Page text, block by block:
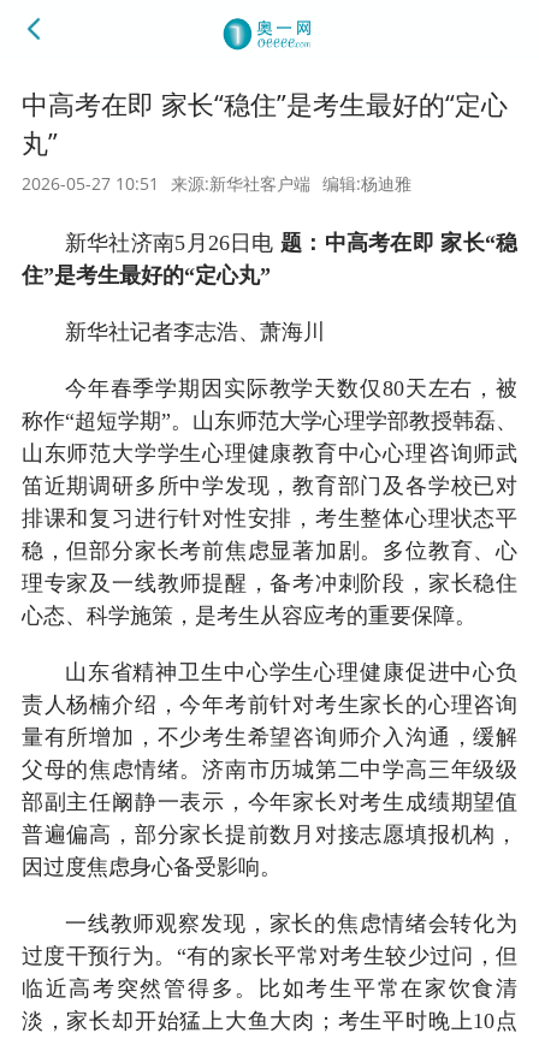
中高考在即 家长“稳住”是考生最好的“定心
丸”
2026-05-27 10:51 来源:新华社客户端 编辑:杨迪雅
新华社济南5月26日电 题：中高考在即 家长“稳
住”是考生最好的“定心丸”
新华社记者李志浩、萧海川
今年春季学期因实际教学天数仅80天左右，被
称作“超短学期”。山东师范大学心理学部教授韩磊、
山东师范大学学生心理健康教育中心心理咨询师武
笛近期调研多所中学发现，教育部门及各学校已对
排课和复习进行针对性安排，考生整体心理状态平
稳，但部分家长考前焦虑显著加剧。多位教育、心
理专家及一线教师提醒，备考冲刺阶段，家长稳住
心态、科学施策，是考生从容应考的重要保障。
山东省精神卫生中心学生心理健康促进中心负
责人杨楠介绍，今年考前针对考生家长的心理咨询
量有所增加，不少考生希望咨询师介入沟通，缓解
父母的焦虑情绪。济南市历城第二中学高三年级级
部副主任阚静一表示，今年家长对考生成绩期望值
普遍偏高，部分家长提前数月对接志愿填报机构，
因过度焦虑身心备受影响。
一线教师观察发现，家长的焦虑情绪会转化为
过度干预行为。“有的家长平常对考生较少过问，但
临近高考突然管得多。比如考生平常在家饮食清
淡，家长却开始猛上大鱼大肉；考生平时晚上10点